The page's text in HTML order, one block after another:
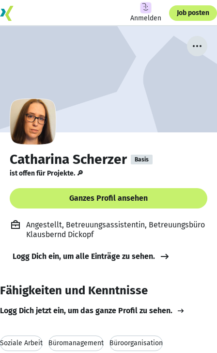
Anmelden
Job posten
Catharina Scherzer Basis
ist offen für Projekte. 🔎
Ganzes Profil ansehen
Angestellt, Betreuungsassistentin, Betreuungsbüro
Klausbernd Dickopf
Logg Dich ein, um alle Einträge zu sehen.
Fähigkeiten und Kenntnisse
Logg Dich jetzt ein, um das ganze Profil zu sehen.
Soziale Arbeit Büromanagement Büroorganisation